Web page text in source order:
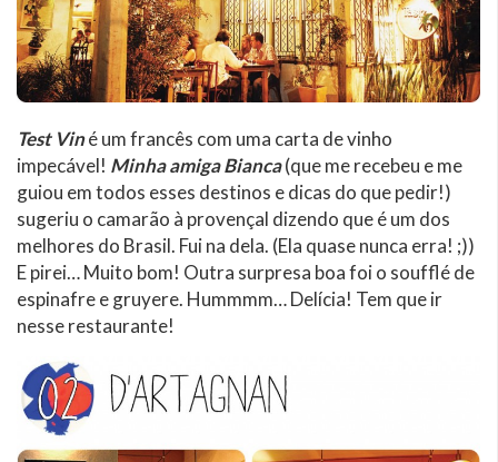
Test Viné um francês com uma carta de vinho
impecável! Minha amiga Bianca(que me recebeu e me
guiou em todos esses destinos e dicas do que pedir!)
sugeriu o camarão à provençal dizendo que é um dos
melhores do Brasil. Fui na dela. (Ela quase nunca erra! ;))
E pirei… Muito bom! Outra surpresa boa foi o soufflé de
espinafre e gruyere. Hummmm… Delícia! Tem que ir
nesse restaurante!